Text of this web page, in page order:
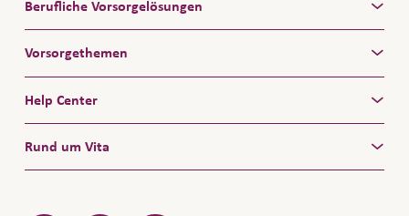
Berufliche Vorsorgelösungen
Vorsorgethemen
Help Center
Rund um Vita